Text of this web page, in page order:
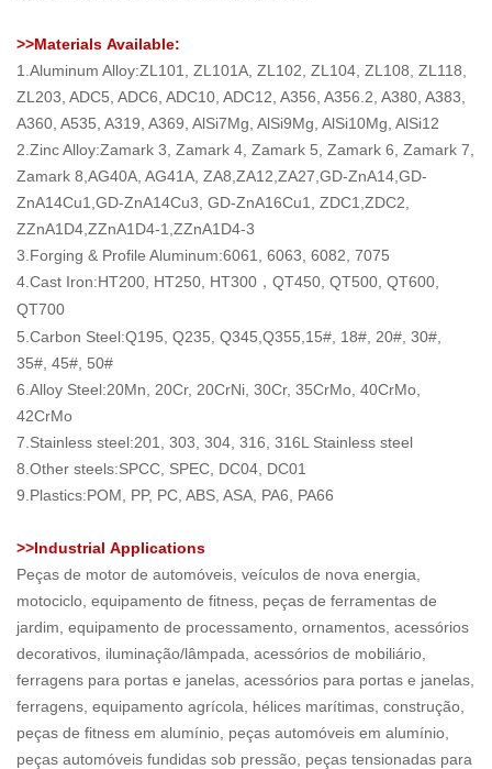
>>Materials Available:
1. Aluminum Alloy:ZL101, ZL101A, ZL102, ZL104, ZL108, ZL118,
ZL203, ADC5, ADC6, ADC10, ADC12, A356, A356.2, A380, A383,
A360, A535, A319, A369, AlSi7Mg, AlSi9Mg, AlSi10Mg, AlSi12
2. Zinc Alloy:Zamark 3, Zamark 4, Zamark 5, Zamark 6, Zamark 7,
Zamark 8,AG40A, AG41A, ZA8,ZA12,ZA27,GD-ZnA14,GD-
ZnA14Cu1,GD-ZnA14Cu3, GD-ZnA16Cu1, ZDC1,ZDC2,
ZZnA1D4,ZZnA1D4-1,ZZnA1D4-3
3. Forging & Profile Aluminum:6061, 6063, 6082, 7075
4.Cast Iron:HT200, HT250, HT300 ， QT450, QT500, QT600,
QT700
5.Carbon Steel:Q195, Q235, Q345,Q355,15#, 18#, 20#, 30#,
35#, 45#, 50#
6.Alloy Steel:20Mn, 20Cr, 20CrNi, 30Cr, 35CrMo, 40CrMo,
42CrMo
7.Stainless steel:201, 303, 304, 316, 316L Stainless steel
8.Other steels:SPCC, SPEC, DC04, DC01
9.Plastics:POM, PP, PC, ABS, ASA, PA6, PA66
>>Industrial Applications
Peças de motor de automóveis, veículos de nova energia,
motociclo, equipamento de fitness, peças de ferramentas de
jardim, equipamento de processamento, ornamentos, acessórios
decorativos, iluminação/lâmpada, acessórios de mobiliário,
ferragens para portas e janelas, acessórios para portas e janelas,
ferragens, equipamento agrícola, hélices marítimas, construção,
peças de fitness em alumínio, peças automóveis em alumínio,
peças automóveis fundidas sob pressão, peças tensionadas para